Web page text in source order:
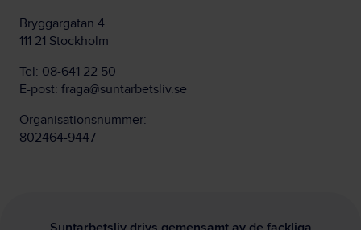
Bryggargatan 4
111 21 Stockholm
Tel: 08-641 22 50
E-post: fraga@suntarbetsliv.se
Organisationsnummer:
802464-9447